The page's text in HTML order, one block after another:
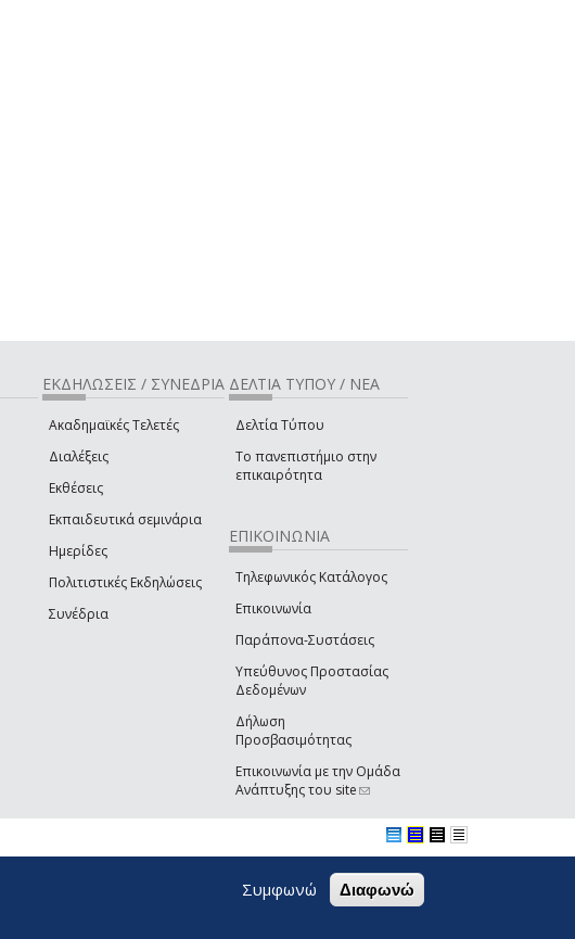
ΕΚΔΗΛΩΣΕΙΣ / ΣΥΝΕΔΡΙΑ
Ακαδημαϊκές Τελετές
Διαλέξεις
Εκθέσεις
Εκπαιδευτικά σεμινάρια
Ημερίδες
Πολιτιστικές Εκδηλώσεις
Συνέδρια
ΔΕΛΤΙΑ ΤΥΠΟΥ / ΝΕΑ
Δελτία Τύπου
Το πανεπιστήμιο στην
επικαιρότητα
ΕΠΙΚΟΙΝΩΝΙΑ
Τηλεφωνικός Κατάλογος
Επικοινωνία
Παράπονα-Συστάσεις
Υπεύθυνος Προστασίας
Δεδομένων
Δήλωση
Προσβασιμότητας
Επικοινωνία με την Ομάδα
Ανάπτυξης του site(link sends e-mail)
Συμφωνώ Διαφωνώ